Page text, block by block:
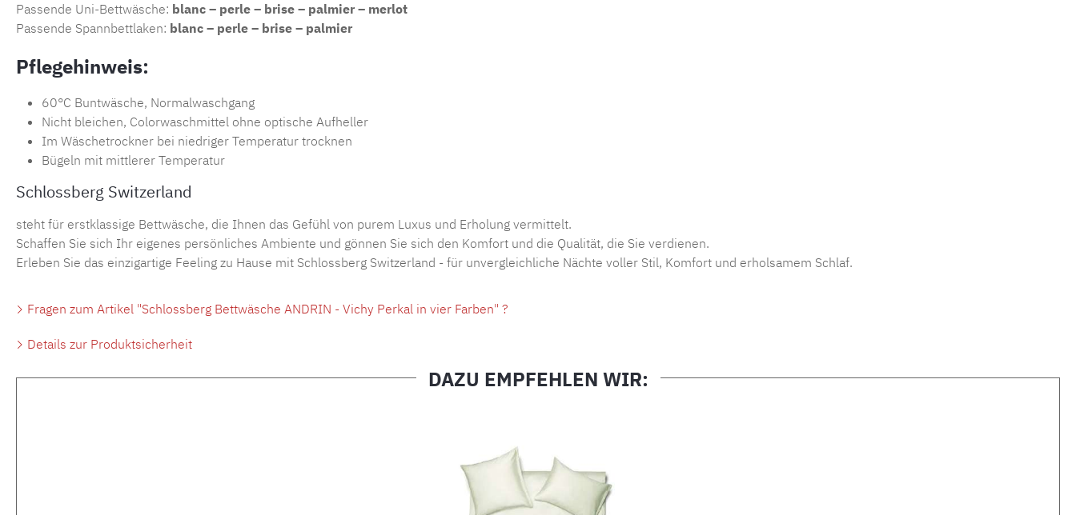
Passende Uni-Bettwäsche: blanc – perle – brise – palmier – merlot
Passende Spannbettlaken: blanc – perle – brise – palmier
Pflegehinweis:
60°C Buntwäsche, Normalwaschgang
Nicht bleichen, Colorwaschmittel ohne optische Aufheller
Im Wäschetrockner bei niedriger Temperatur trocknen
Bügeln mit mittlerer Temperatur
Schlossberg Switzerland
steht für erstklassige Bettwäsche, die Ihnen das Gefühl von purem Luxus und Erholung vermittelt.
Schaffen Sie sich Ihr eigenes persönliches Ambiente und gönnen Sie sich den Komfort und die Qualität, die Sie verdienen.
Erleben Sie das einzigartige Feeling zu Hause mit Schlossberg Switzerland - für unvergleichliche Nächte voller Stil, Komfort und erholsamem Schlaf.
Fragen zum Artikel "Schlossberg Bettwäsche ANDRIN - Vichy Perkal in vier Farben" ?
Details zur Produktsicherheit
DAZU EMPFEHLEN WIR: